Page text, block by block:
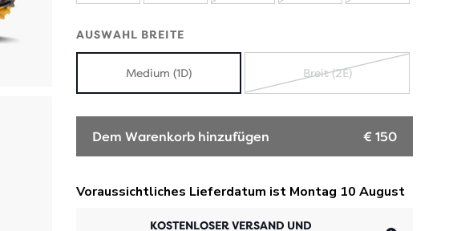
AUSWAHL BREITE
Medium (1D) Breit (2E)
Dem Warenkorb hinzufügen € 150
KOSTENLOSER VERSAND UND